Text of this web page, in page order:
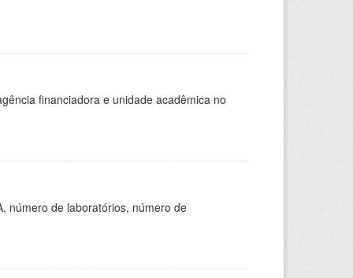
financiadora e unidade acadêmica no
número de laboratórios, número de